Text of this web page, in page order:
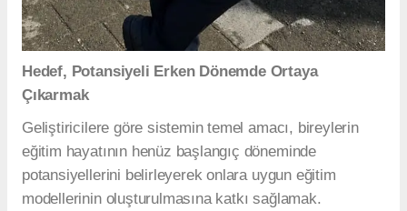
Hedef, Potansiyeli Erken Dönemde Ortaya
Çıkarmak
Geliştiricilere göre sistemin temel amacı, bireylerin
eğitim hayatının henüz başlangıç döneminde
potansiyellerini belirleyerek onlara uygun eğitim
modellerinin oluşturulmasına katkı sağlamak.